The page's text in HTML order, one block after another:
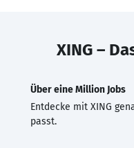
XING –
Über eine Million Jobs
Entdecke mit XING
passt.